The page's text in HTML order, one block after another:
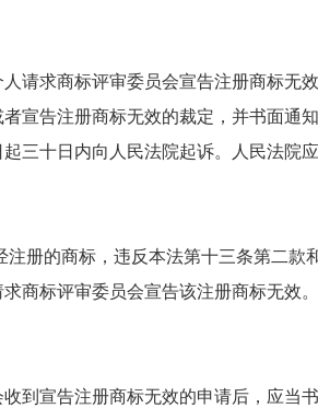
求商标评审委员会宣告注册商标无效
宣告注册商标无效的裁定，并书面通
三十日内向人民法院起诉。人民法院
的商标，违反本法第十三条第二款
商标评审委员会宣告该注册商标无效
宣告注册商标无效的申请后，应当书